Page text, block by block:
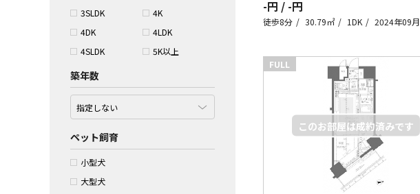
3SLDK
4K
4DK
4LDK
4SLDK
5K以上
築年数
ペット飼育
小型犬
大型犬
-円 / -円
徒歩8分 30.79㎡ 1DK 2024年09月
FULL